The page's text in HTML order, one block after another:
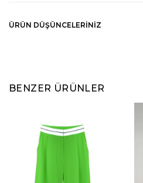
ÜRÜN DÜŞÜNCELERINIZ
BENZER ÜRÜNLER